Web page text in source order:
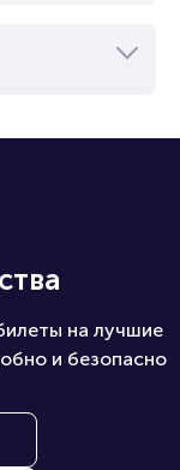
на лучшие
и безопасно